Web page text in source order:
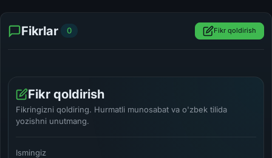
Fikrlar 0 Fikr qoldirish
Fikr qoldirish
Fikringizni qoldiring. Hurmatli munosabat va o'zbek tilida
yozishni unutmang.
Ismingiz